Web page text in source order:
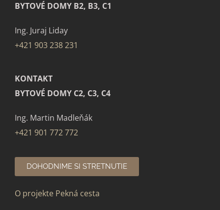
BYTOVÉ DOMY B2, B3, C1
Ing. Juraj Liday
+421 903 238 231
KONTAKT
BYTOVÉ DOMY C2, C3, C4
Ing. Martin Madleňák
+421 901 772 772
DOHODNIME SI STRETNUTIE
O projekte Pekná cesta